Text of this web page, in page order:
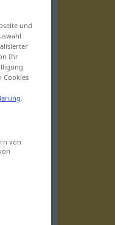
und
Ihr
Cookies
.
von